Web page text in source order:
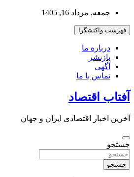
بروید
جمعه, مرداد 16, 1405
فهرست واکنشگرا
درباره ما
بازنشر
آگهی
تماس با ما
آفتاب اقتصاد
آخرین اخبار اقتصادی ایران و جهان
جستجو
جستجو